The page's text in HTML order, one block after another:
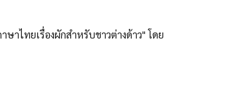
าไทยเรื่องผักสำหรับชาวต่างด้าว" โดย